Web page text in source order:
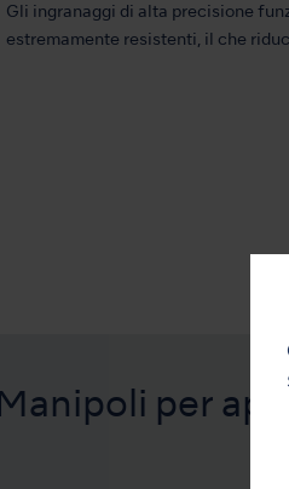
Gli ingranaggi di alta precisione
estremamente resistenti, il che
Manipoli per